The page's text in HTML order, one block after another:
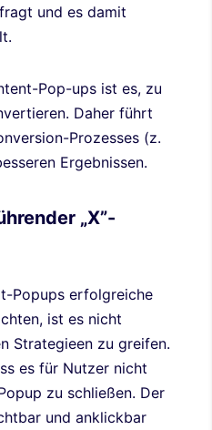
und es damit
Pop-ups ist es, zu
Daher führt
Prozesses (z.
Ergebnissen.
„X”-
Popups erfolgreiche
ist es nicht
Strategieen zu greifen.
es für Nutzer nicht
zu schließen. Der
und anklickbar